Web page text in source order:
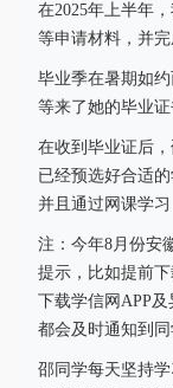
在2025年上半年
等申请材料，并
毕业季在暑期如
等来了她的毕业证
在收到毕业证后
已经预选好合适
并且通过网课学习
注：今年8月份安
提示，比如提前
下载学信网APP
都会及时通知到
邵同学每天坚持